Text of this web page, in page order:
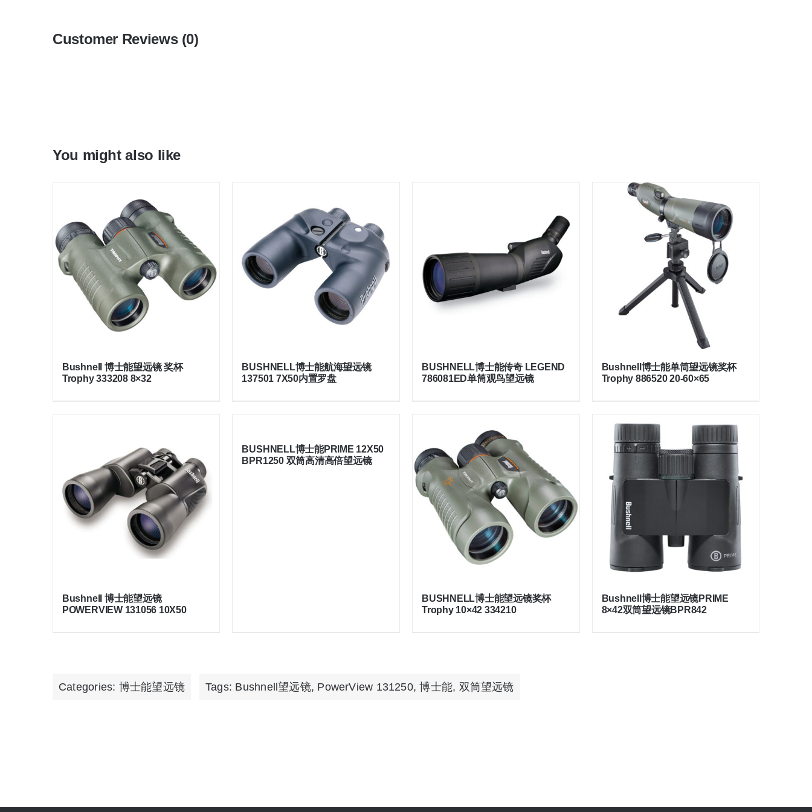
Customer Reviews (0)
You might also like
Bushnell 博士能望远镜 奖杯
Trophy 333208 8×32
BUSHNELL博士能航海望远镜
137501 7X50内置罗盘
BUSHNELL博士能传奇 LEGEND
786081ED单筒观鸟望远镜
Bushnell博士能单筒望远镜奖杯
Trophy 886520 20-60×65
Bushnell 博士能望远镜
POWERVIEW 131056 10X50
BUSHNELL博士能PRIME 12X50
BPR1250 双筒高清高倍望远镜
BUSHNELL博士能望远镜奖杯
Trophy 10×42 334210
Bushnell博士能望远镜PRIME
8×42双筒望远镜BPR842
Categories: 博士能望远镜 Tags: Bushnell望远镜, PowerView 131250,博士能, 双筒望远镜